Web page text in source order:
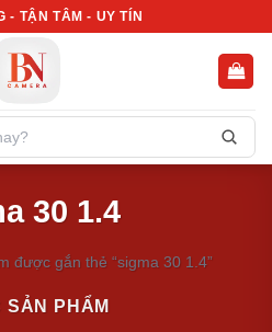
- TẬN TÂM - UY TÍN
30 1.4
được gắn thẻ “sigma 30 1.4”
SẢN PHẨM